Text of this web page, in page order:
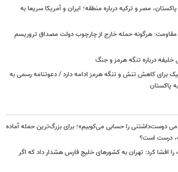
مصر و ترکیه درباره منطقه؛ ایران و آمریکا سریعا به
هرگونه حمله خارج از چارچوب دولت مصداق تروریسم
درباره تنگه هرمز و جنگ
برای کاهش تنش و تنگه هرمز ادامه دارد / دعوتنامه رسمی به
پاکستان
دوست‌داشتنی را حسابی می‌کوبیم»؛ برای بزرگ‌ترین حمله آماده
درست است؟
افشا کرد: تهران به کشورهای خلیج فارس هشدار داد که اگر